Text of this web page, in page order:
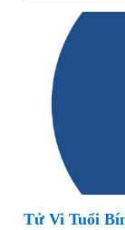
Tử Vi Tuổi